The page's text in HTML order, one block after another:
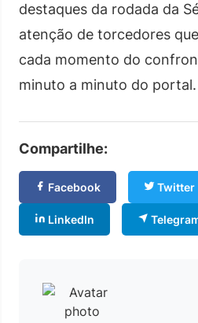
destaques da rodada da
atenção de torcedores
cada momento do
minuto a minuto do portal.
Compartilhe:
Facebook Twitter
LinkedIn